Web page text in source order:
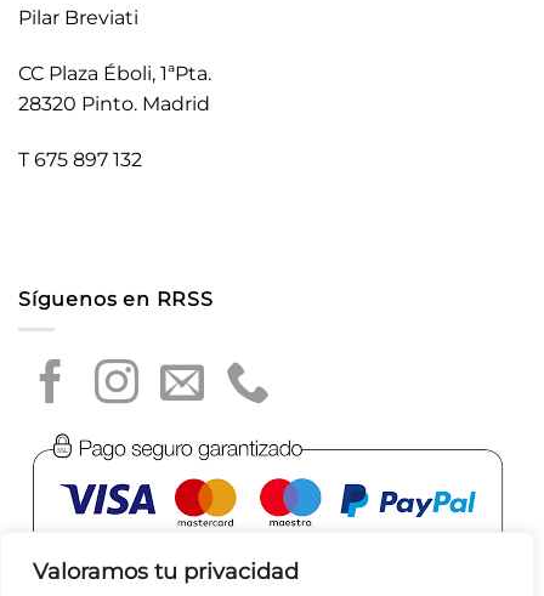
Valoramos tu privacidad
Pilar Breviati
CC Plaza Éboli, 1ªPta.
28320 Pinto. Madrid
T 675 897 132
Síguenos en RRSS